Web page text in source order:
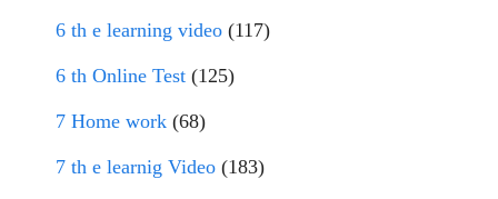
6 th e learning video (117)
6 th Online Test (125)
7 Home work (68)
7 th e learnig Video (183)